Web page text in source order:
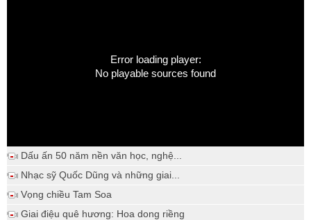
Error loading player:
No playable sources found
Dấu ấn 50 năm nền văn học, nghệ...
Nhạc sỹ Quốc Dũng và những giai...
Vọng chiều Tam Soa
Giai điệu quê hương: Hoa dong riềng